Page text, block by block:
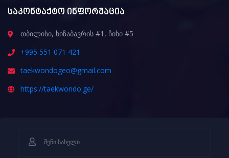
საკონტაქტო ინფორმაცია
თბილისი, ხიზაბავრის #1, ჩიხი #5
+995 551 071 421
taekwondogeo@gmail.com
https://taekwondo.ge/